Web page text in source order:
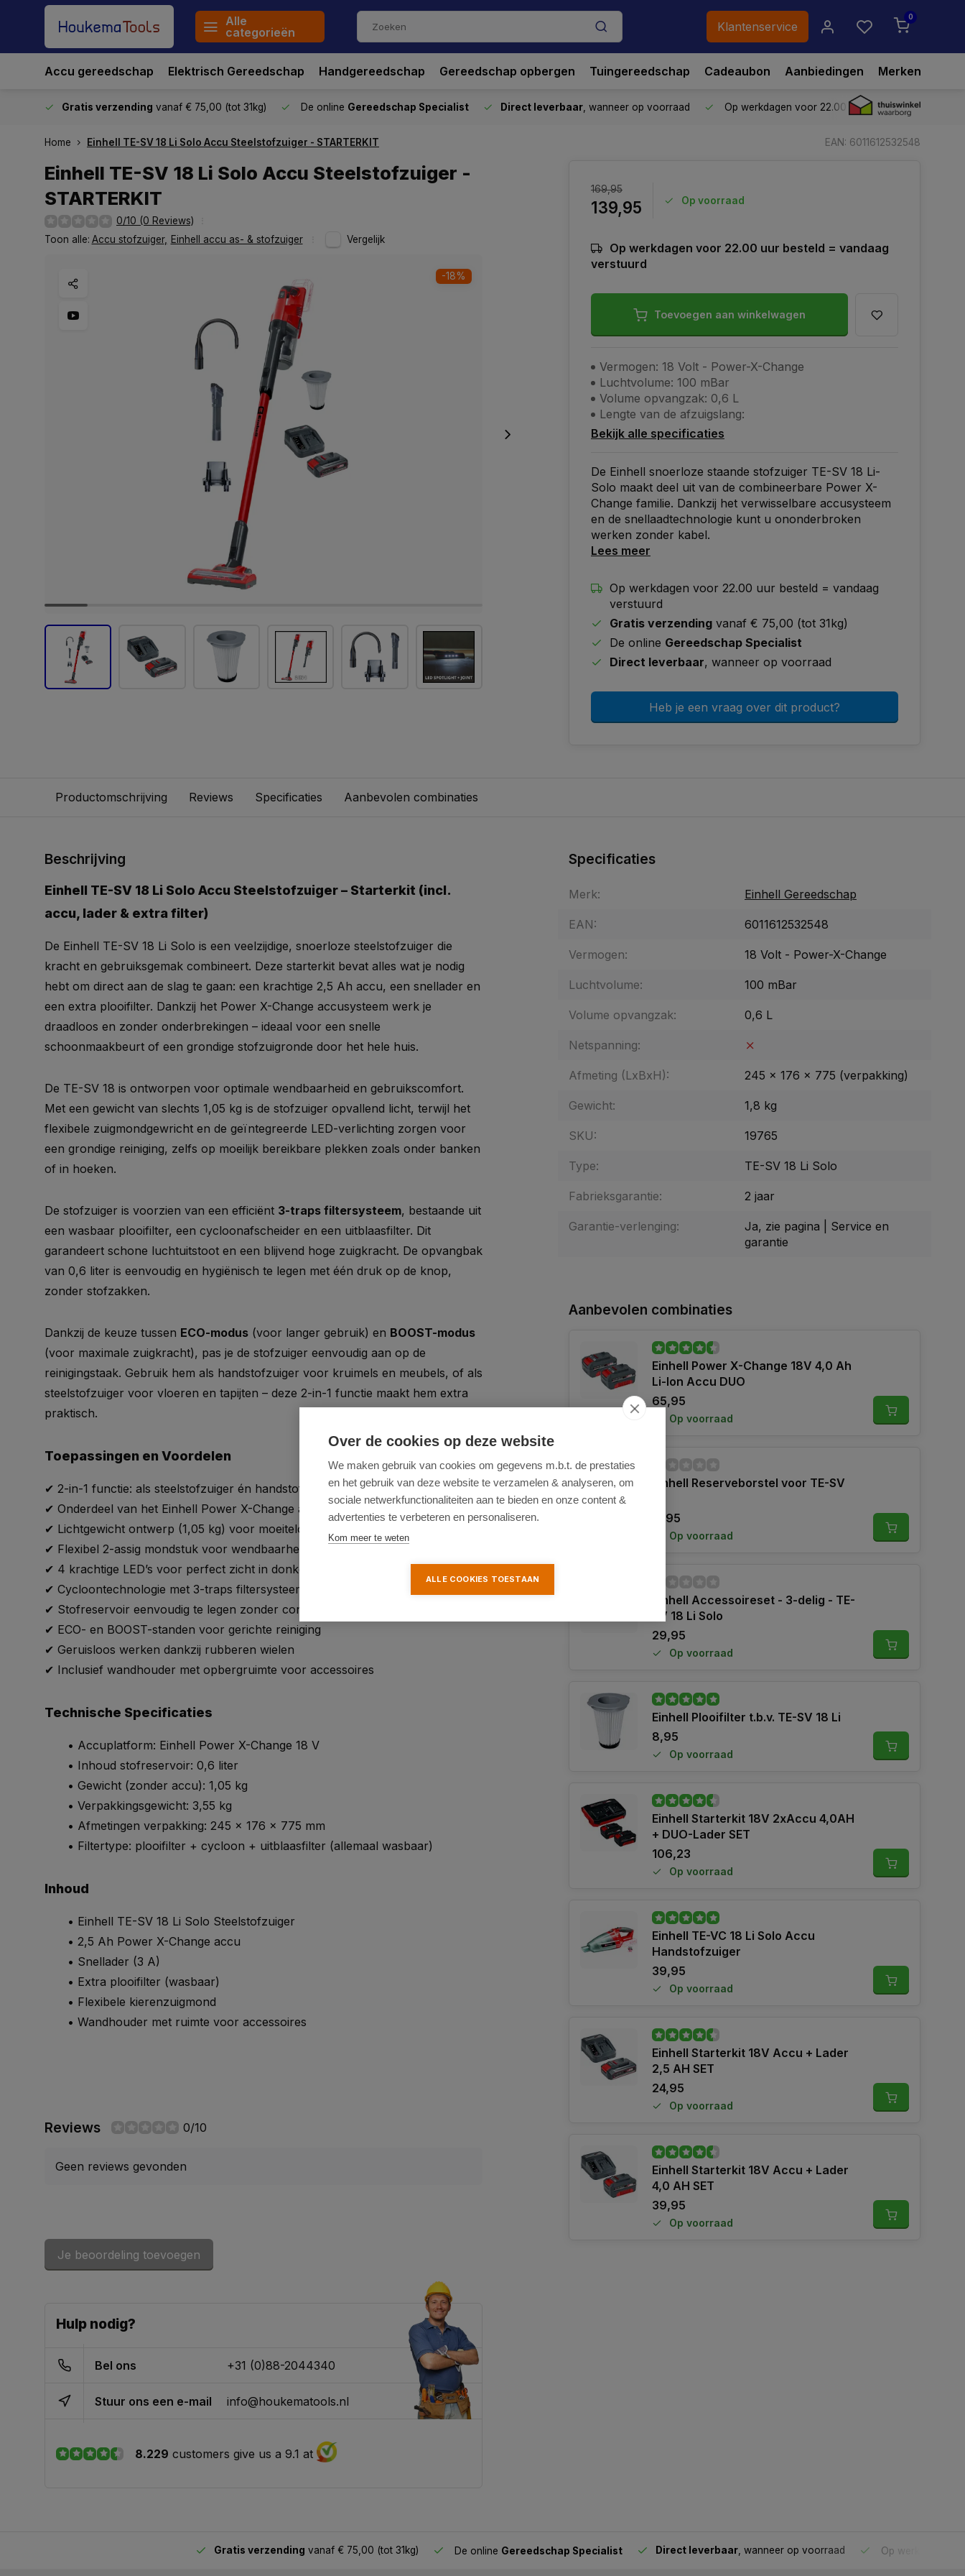
Alle
categorieën
Klantenservice
0
Accu gereedschap Elektrisch Gereedschap Handgereedschap Gereedschap opbergen Tuingereedschap Cadeaubon Aanbiedingen Merken
Gratis verzending vanaf € 75,00 (tot 31kg) De online Gereedschap Specialist Direct leverbaar , wanneer op voorraad Op werkdagen voor 22.00 uur besteld,vandaag
Home Einhell TE-SV 18 Li Solo Accu Steelstofzuiger - STARTERKIT EAN: 6011612532548
Einhell TE-SV 18 Li Solo Accu Steelstofzuiger -
STARTERKIT
0/10 (0 Reviews)
Toon alle: Accu stofzuiger, Einhell accu as- & stofzuiger Vergelijk
-18%
169,95
139,95 Op voorraad
Op werkdagen voor 22.00 uur besteld = vandaag
verstuurd
Toevoegen aan winkelwagen
Vermogen: 18 Volt - Power-X-Change
Luchtvolume: 100 mBar
Volume opvangzak: 0,6 L
Lengte van de afzuigslang:
Bekijk alle specificaties
De Einhell snoerloze staande stofzuiger TE-SV 18 Li-
Solo maakt deel uit van de combineerbare Power X-
Change familie. Dankzij het verwisselbare accusysteem
en de snellaadtechnologie kunt u ononderbroken
werken zonder kabel.
Lees meer
Op werkdagen voor 22.00 uur besteld = vandaag
verstuurd
Gratis verzending vanaf € 75,00 (tot 31kg)
De online Gereedschap Specialist
Direct leverbaar, wanneer op voorraad
Heb je een vraag over dit product?
Productomschrijving Reviews Specificaties Aanbevolen combinaties
Beschrijving
Einhell TE-SV 18 Li Solo Accu Steelstofzuiger – Starterkit (incl.
accu, lader & extra filter)
De Einhell TE-SV 18 Li Solo is een veelzijdige, snoerloze steelstofzuiger die
kracht en gebruiksgemak combineert. Deze starterkit bevat alles wat je nodig
hebt om direct aan de slag te gaan: een krachtige 2,5 Ah accu, een snellader en
een extra plooifilter. Dankzij het Power X-Change accusysteem werk je
draadloos en zonder onderbrekingen – ideaal voor een snelle
schoonmaakbeurt of een grondige stofzuigronde door het hele huis.
De TE-SV 18 is ontworpen voor optimale wendbaarheid en gebruikscomfort.
Met een gewicht van slechts 1,05 kg is de stofzuiger opvallend licht, terwijl het
flexibele zuigmondgewricht en de geïntegreerde LED-verlichting zorgen voor
een grondige reiniging, zelfs op moeilijk bereikbare plekken zoals onder banken
of in hoeken.
De stofzuiger is voorzien van een efficiënt 3-traps filtersysteem, bestaande uit
een wasbaar plooifilter, een cycloonafscheider en een uitblaasfilter. Dit
garandeert schone luchtuitstoot en een blijvend hoge zuigkracht. De opvangbak
van 0,6 liter is eenvoudig en hygiënisch te legen met één druk op de knop,
zonder stofzakken.
Dankzij de keuze tussen ECO-modus (voor langer gebruik) en BOOST-modus
(voor maximale zuigkracht), pas je de stofzuiger eenvoudig aan op de
reinigingstaak. Gebruik hem als handstofzuiger voor kruimels en meubels, of als
steelstofzuiger voor vloeren en tapijten – deze 2-in-1 functie maakt hem extra
praktisch.
Toepassingen en Voordelen
✔ 2-in-1 functie: als steelstofzuiger én handstofzuiger inzetbaar
✔ Onderdeel van het Einhell Power X-Change accuplatform (18V)
✔ Lichtgewicht ontwerp (1,05 kg) voor moeiteloos gebruik
✔ Flexibel 2-assig mondstuk voor wendbaarheid rond meubels
✔ 4 krachtige LED’s voor perfect zicht in donkere ruimtes
✔ Cycloontechnologie met 3-traps filtersysteem en wasbare filter
✔ Stofreservoir eenvoudig te legen zonder contact met vuil
✔ ECO- en BOOST-standen voor gerichte reiniging
✔ Geruisloos werken dankzij rubberen wielen
✔ Inclusief wandhouder met opbergruimte voor accessoires
Technische Specificaties
• Accuplatform: Einhell Power X-Change 18 V
• Inhoud stofreservoir: 0,6 liter
• Gewicht (zonder accu): 1,05 kg
• Verpakkingsgewicht: 3,55 kg
• Afmetingen verpakking: 245 x 176 x 775 mm
• Filtertype: plooifilter + cycloon + uitblaasfilter (allemaal wasbaar)
Inhoud
• Einhell TE-SV 18 Li Solo Steelstofzuiger
• 2,5 Ah Power X-Change accu
• Snellader (3 A)
• Extra plooifilter (wasbaar)
• Flexibele kierenzuigmond
• Wandhouder met ruimte voor accessoires
Reviews 0/10
Geen reviews gevonden
Je beoordeling toevoegen
Hulp nodig?
Bel ons +31 (0)88-2044340
Stuur ons een e-mail info@houkematools.nl
8.229 customers give us a 9.1 at
Specificaties
Merk: Einhell Gereedschap
EAN: 6011612532548
Vermogen: 18 Volt - Power-X-Change
Luchtvolume: 100 mBar
Volume opvangzak: 0,6 L
Netspanning:
Afmeting (LxBxH): 245 x 176 x 775 (verpakking)
Gewicht: 1,8 kg
SKU: 19765
Type: TE-SV 18 Li Solo
Fabrieksgarantie: 2 jaar
Garantie-verlenging:
Ja, zie pagina | Service en
garantie
Aanbevolen combinaties
Einhell Power X-Change 18V 4,0 Ah
Li-Ion Accu DUO
65,95
Op voorraad
Einhell Reserveborstel voor TE-SV
11,95
Op voorraad
Einhell Accessoireset - 3-delig - TE-
SV 18 Li Solo
29,95
Op voorraad
Einhell Plooifilter t.b.v. TE-SV 18 Li
8,95
Op voorraad
Einhell Starterkit 18V 2xAccu 4,0AH
+ DUO-Lader SET
106,23
Op voorraad
Einhell TE-VC 18 Li Solo Accu
Handstofzuiger
39,95
Op voorraad
Einhell Starterkit 18V Accu + Lader
2,5 AH SET
24,95
Op voorraad
Einhell Starterkit 18V Accu + Lader
4,0 AH SET
39,95
Op voorraad
Gratis verzending vanaf € 75,00 (tot 31kg) De online Gereedschap Specialist Direct leverbaar , wanneer op voorraad Op werkdagen
Over de cookies op deze website
We maken gebruik van cookies om gegevens m.b.t. de prestaties
en het gebruik van deze website te verzamelen & analyseren, om
sociale netwerkfunctionaliteiten aan te bieden en onze content &
advertenties te verbeteren en personaliseren.
Kom meer te weten
ALLE COOKIES TOESTAAN